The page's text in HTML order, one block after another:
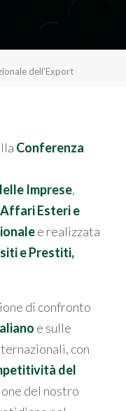
dell’Export
Conferenza
Imprese,
Esteri e
e realizzata
e Prestiti,
di confronto
e sulle
con
del
del nostro